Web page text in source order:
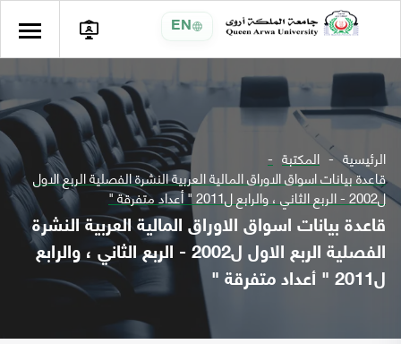
EN
الرئيسية المكتبة
قاعدة بيانات اسواق الاوراق المالية العربية النشرة الفصلية الربع الاول
ل2002 - الربع الثاني ، والرابع ل2011 " أعداد متفرقة "
قاعدة بيانات اسواق الاوراق المالية العربية النشرة
الفصلية الربع الاول ل2002 - الربع الثاني ، والرابع
ل2011 " أعداد متفرقة "